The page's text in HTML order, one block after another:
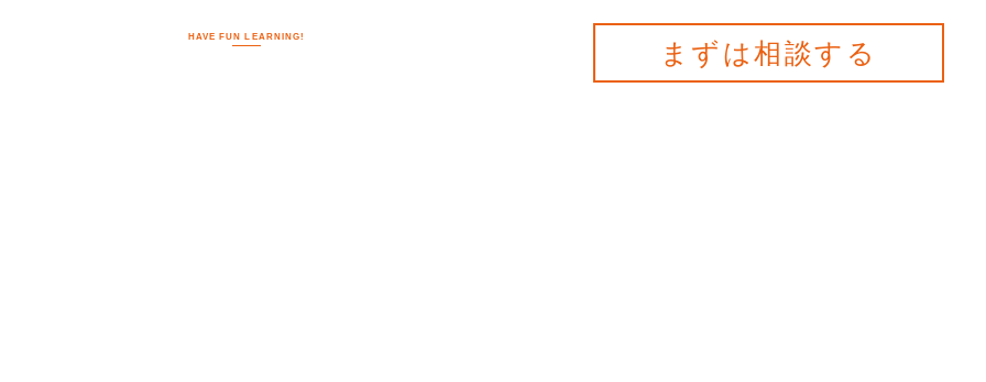
HAVE FUN LEARNING!
まずは相談する